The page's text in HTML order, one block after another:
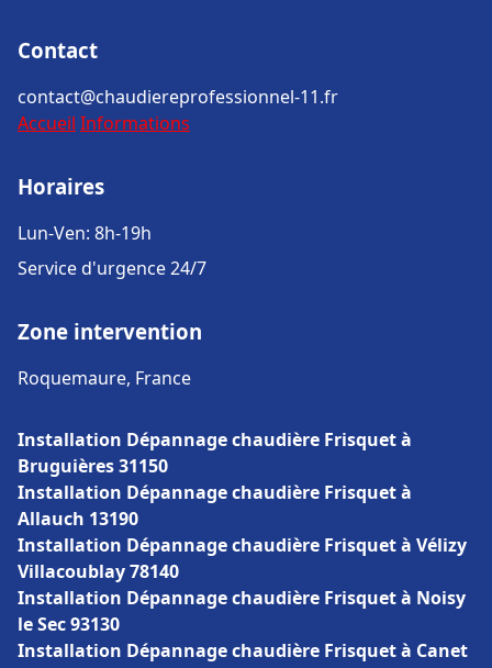
Contact
contact@chaudiereprofessionnel-11.fr
Accueil Informations
Horaires
Lun-Ven: 8h-19h
Service d'urgence 24/7
Zone intervention
Roquemaure, France
Installation Dépannage chaudière Frisquet à
Bruguières 31150
Installation Dépannage chaudière Frisquet à
Allauch 13190
Installation Dépannage chaudière Frisquet à Vélizy
Villacoublay 78140
Installation Dépannage chaudière Frisquet à Noisy
le Sec 93130
Installation Dépannage chaudière Frisquet à Canet